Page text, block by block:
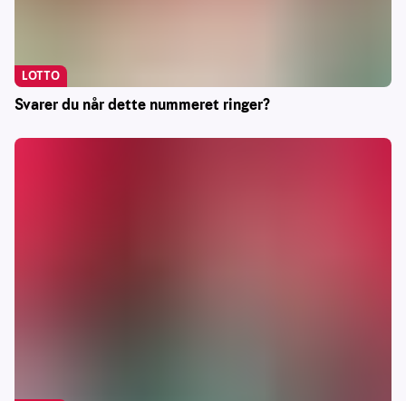
Svarer du når dette nummeret ringer?
LOTTO